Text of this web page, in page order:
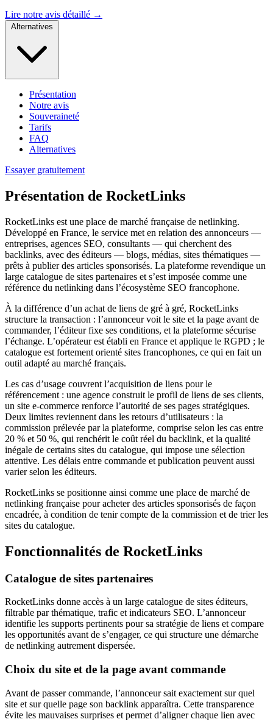
Lire notre avis détaillé →
Alternatives
Présentation
Notre avis
Souveraineté
Tarifs
FAQ
Alternatives
Essayer gratuitement
Présentation de RocketLinks
RocketLinks est une place de marché française de netlinking.
Développé en France, le service met en relation des annonceurs —
entreprises, agences SEO, consultants — qui cherchent des
backlinks, avec des éditeurs — blogs, médias, sites thématiques —
prêts à publier des articles sponsorisés. La plateforme revendique un
large catalogue de sites partenaires et s’est imposée comme une
référence du netlinking dans l’écosystème SEO francophone.
À la différence d’un achat de liens de gré à gré, RocketLinks
structure la transaction : l’annonceur voit le site et la page avant de
commander, l’éditeur fixe ses conditions, et la plateforme sécurise
l’échange. L’opérateur est établi en France et applique le RGPD ; le
catalogue est fortement orienté sites francophones, ce qui en fait un
outil adapté au marché français.
Les cas d’usage couvrent l’acquisition de liens pour le
référencement : une agence construit le profil de liens de ses clients,
un site e-commerce renforce l’autorité de ses pages stratégiques.
Deux limites reviennent dans les retours d’utilisateurs : la
commission prélevée par la plateforme, comprise selon les cas entre
20 % et 50 %, qui renchérit le coût réel du backlink, et la qualité
inégale de certains sites du catalogue, qui impose une sélection
attentive. Les délais entre commande et publication peuvent aussi
varier selon les éditeurs.
RocketLinks se positionne ainsi comme une place de marché de
netlinking française pour acheter des articles sponsorisés de façon
encadrée, à condition de tenir compte de la commission et de trier les
sites du catalogue.
Fonctionnalités de RocketLinks
Catalogue de sites partenaires
RocketLinks donne accès à un large catalogue de sites éditeurs,
filtrable par thématique, trafic et indicateurs SEO. L’annonceur
identifie les supports pertinents pour sa stratégie de liens et compare
les opportunités avant de s’engager, ce qui structure une démarche
de netlinking autrement dispersée.
Choix du site et de la page avant commande
Avant de passer commande, l’annonceur sait exactement sur quel
site et sur quelle page son backlink apparaîtra. Cette transparence
évite les mauvaises surprises et permet d’aligner chaque lien avec